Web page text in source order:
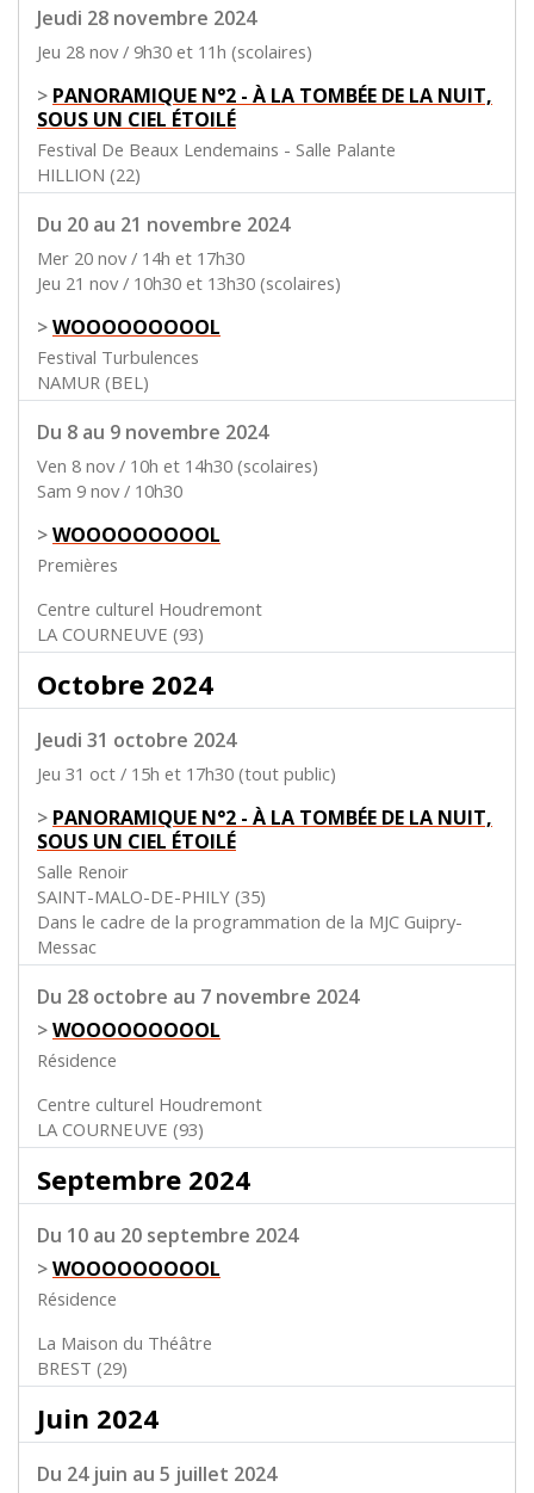
Jeudi 28 novembre 2024
Jeu 28 nov / 9h30 et 11h (scolaires)
> PANORAMIQUE N°2 - À LA TOMBÉE DE LA NUIT,
SOUS UN CIEL ÉTOILÉ
Festival De Beaux Lendemains - Salle Palante
HILLION (22)
Du 20 au 21 novembre 2024
Mer 20 nov / 14h et 17h30
Jeu 21 nov / 10h30 et 13h30 (scolaires)
>WOOOOOOOOOL
Festival Turbulences
NAMUR (BEL)
Du 8 au 9 novembre 2024
Ven 8 nov / 10h et 14h30 (scolaires)
Sam 9 nov / 10h30
>WOOOOOOOOOL
Premières
Centre culturel Houdremont
LA COURNEUVE (93)
Octobre 2024
Jeudi 31 octobre 2024
Jeu 31 oct / 15h et 17h30 (tout public)
> PANORAMIQUE N°2 - À LA TOMBÉE DE LA NUIT,
SOUS UN CIEL ÉTOILÉ
Salle Renoir
SAINT-MALO-DE-PHILY (35)
Dans le cadre de la programmation de la MJC Guipry-
Messac
Du 28 octobre au 7 novembre 2024
>WOOOOOOOOOL
Résidence
Centre culturel Houdremont
LA COURNEUVE (93)
Septembre 2024
Du 10 au 20 septembre 2024
>WOOOOOOOOOL
Résidence
La Maison du Théâtre
BREST (29)
Juin 2024
Du 24 juin au 5 juillet 2024